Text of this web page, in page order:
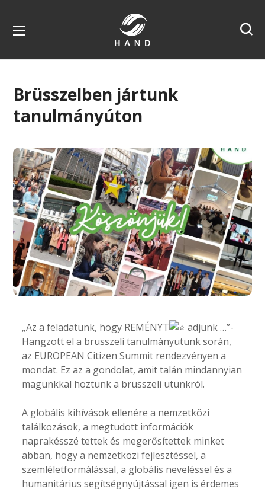
Brüsszelben jártunk
tanulmányúton
„Az a feladatunk, hogy REMÉNYT
adjunk …”-
Hangzott el a brüsszeli tanulmányutunk során,
az EUROPEAN Citizen Summit rendezvényen a
mondat. Ez az a gondolat, amit talán mindannyian
magunkkal hoztunk a brüsszeli utunkról.
A globális kihívások ellenére a nemzetközi
találkozások, a megtudott információk
naprakésszé tettek és megerősítettek minket
abban, hogy a nemzetközi fejlesztéssel, a
szemléletformálással, a globális neveléssel és a
humanitárius segítségnyújtással igen isérdemes